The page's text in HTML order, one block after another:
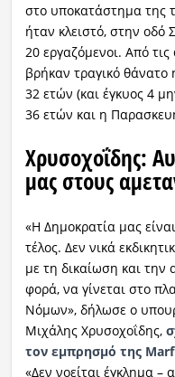
στο υποκατάστημα της
ήταν κλειστό, στην οδό
20 εργαζόμενοι. Από
βρήκαν τραγικό
32 ετών (και έγκυος 4
36 ετών και η
Χρυσοχοΐδης:
μας στους
«Η Δημοκρατία μας
τέλος. Δεν νικά
με τη δικαίωση και την
φορά, να γίνεται στο
Νόμων», δήλωσε ο
Μιχάλης Χρυσοχοΐδης,
τον εμπρησμό της
«Δεν νοείται έγκλημα